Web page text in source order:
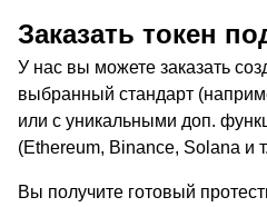
Заказать токен
У нас вы можете заказать
выбранный стандарт
или с уникальными доп.
(Ethereum, Binance, Solana и
Вы получите готовый